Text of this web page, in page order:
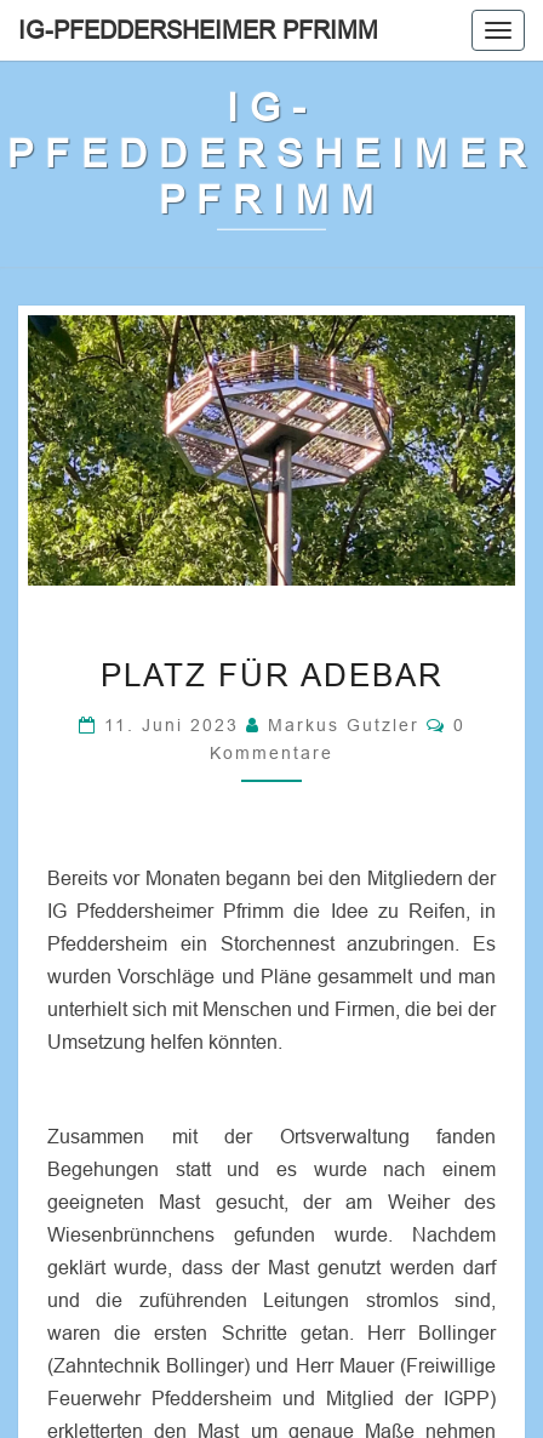
IG-PFEDDERSHEIMER PFRIMM
IG-
PFEDDERSHEIMER
PFRIMM
PLATZ FÜR ADEBAR
11. Juni 2023 Markus Gutzler
0
Kommentare
Bereits vor Monaten begann bei den Mitgliedern der
IG Pfeddersheimer Pfrimm die Idee zu Reifen, in
Pfeddersheim ein Storchennest anzubringen. Es
wurden Vorschläge und Pläne gesammelt und man
unterhielt sich mit Menschen und Firmen, die bei der
Umsetzung helfen könnten.
Zusammen mit der Ortsverwaltung fanden
Begehungen statt und es wurde nach einem
geeigneten Mast gesucht, der am Weiher des
Wiesenbrünnchens gefunden wurde. Nachdem
geklärt wurde, dass der Mast genutzt werden darf
und die zuführenden Leitungen stromlos sind,
waren die ersten Schritte getan. Herr Bollinger
(Zahntechnik Bollinger) und Herr Mauer (Freiwillige
Feuerwehr Pfeddersheim und Mitglied der IGPP)
erkletterten den Mast um genaue Maße nehmen